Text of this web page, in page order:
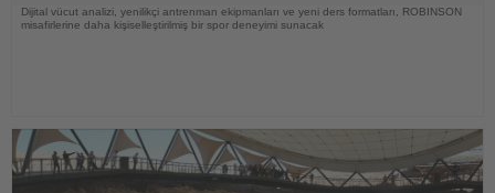
Dijital vücut analizi, yenilikçi antrenman ekipmanları ve yeni ders formatları, ROBINSON
misafirlerine daha kişiselleştirilmiş bir spor deneyimi sunacak